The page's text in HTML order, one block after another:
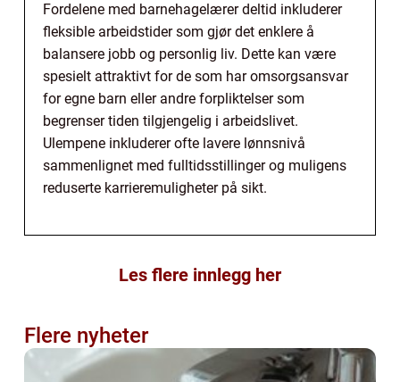
Fordelene med barnehagelærer deltid inkluderer
fleksible arbeidstider som gjør det enklere å
balansere jobb og personlig liv. Dette kan være
spesielt attraktivt for de som har omsorgsansvar
for egne barn eller andre forpliktelser som
begrenser tiden tilgjengelig i arbeidslivet.
Ulempene inkluderer ofte lavere lønnsnivå
sammenlignet med fulltidsstillinger og muligens
reduserte karrieremuligheter på sikt.
Les flere innlegg her
Flere nyheter